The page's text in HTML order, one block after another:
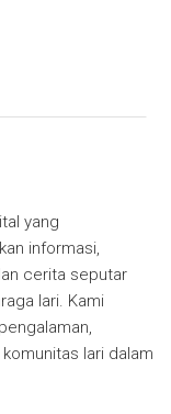
yang
informasi,
cerita seputar
lari. Kami
lari dalam